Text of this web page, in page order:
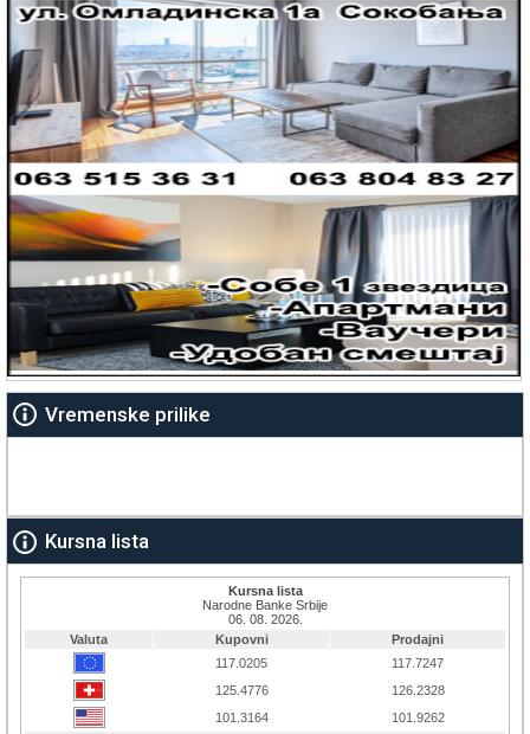
Vremenske prilike
Kursna lista